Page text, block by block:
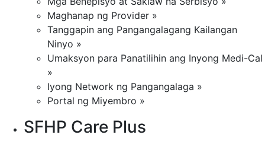
Maghanap ng Provider »
Tanggapin ang Pangangalagang Kailangan
Ninyo »
Umaksyon para Panatilihin ang Inyong Medi-Cal
»
Iyong Network ng Pangangalaga »
Portal ng Miyembro »
SFHP Care Plus